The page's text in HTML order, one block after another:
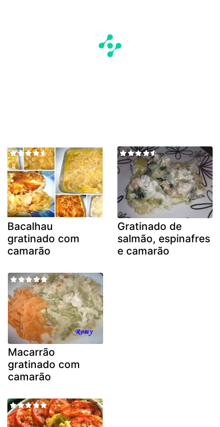
Bacalhau
gratinado com
camarão
Gratinado de
salmão, espinafres
e camarão
Macarrão
gratinado com
camarão